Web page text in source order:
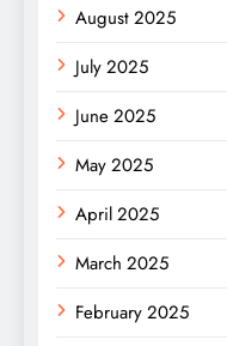
August 2025
July 2025
June 2025
May 2025
April 2025
March 2025
February 2025